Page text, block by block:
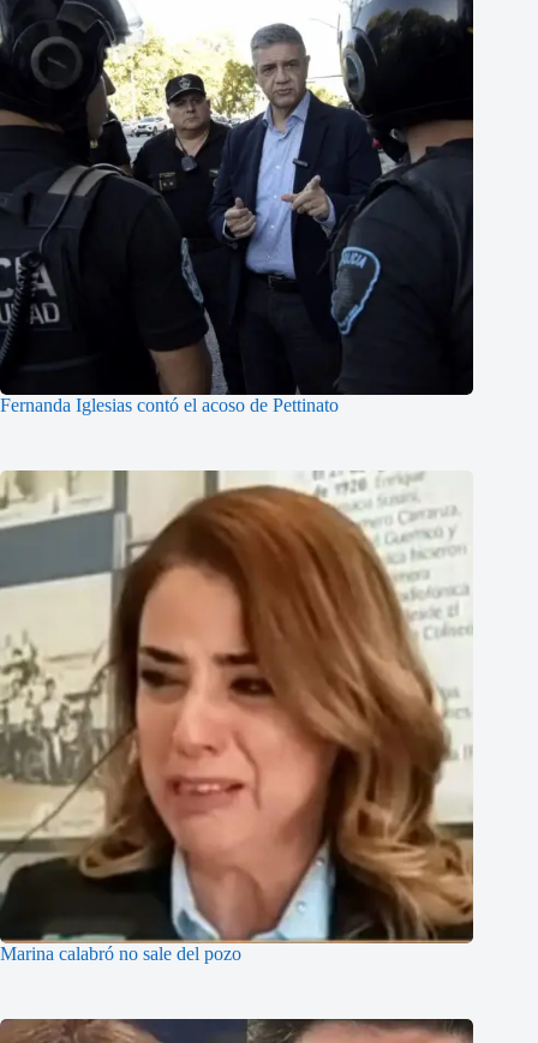
Fernanda Iglesias contó el acoso de Pettinato
Marina calabró no sale del pozo